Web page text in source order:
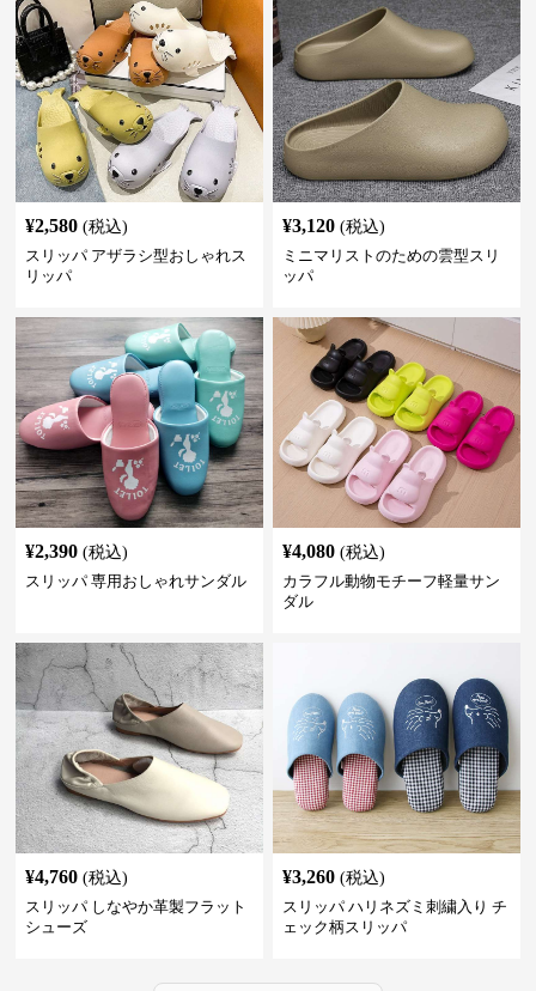
¥2,580 (税込)
スリッパ アザラシ型おしゃれス
リッパ
¥3,120 (税込)
ミニマリストのための雲型スリ
ッパ
¥2,390 (税込)
スリッパ 専用おしゃれサンダル
¥4,080 (税込)
カラフル動物モチーフ軽量サン
ダル
¥4,760 (税込)
スリッパ しなやか革製フラット
シューズ
¥3,260 (税込)
スリッパ ハリネズミ刺繍入り チ
ェック柄スリッパ